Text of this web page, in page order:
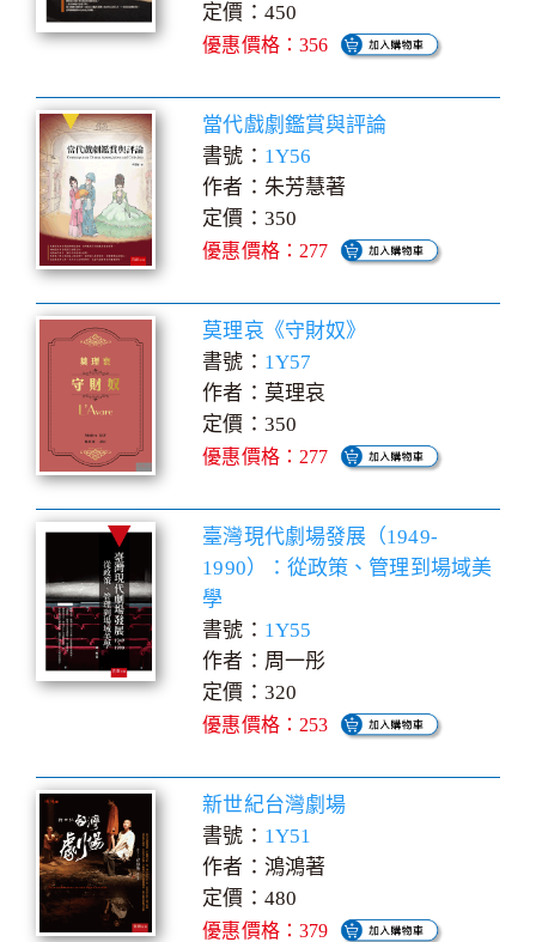
定價：450
優惠價格：356
當代戲劇鑑賞與評論
書號： 1Y56
作者：朱芳慧著
定價：350
優惠價格：277
莫理哀《守財奴》
書號： 1Y57
作者：莫理哀
定價：350
優惠價格：277
臺灣現代劇場發展（1949-
1990）：從政策、管理到場域美
學
書號： 1Y55
作者：周一彤
定價：320
優惠價格：253
新世紀台灣劇場
書號： 1Y51
作者：鴻鴻著
定價：480
優惠價格：379